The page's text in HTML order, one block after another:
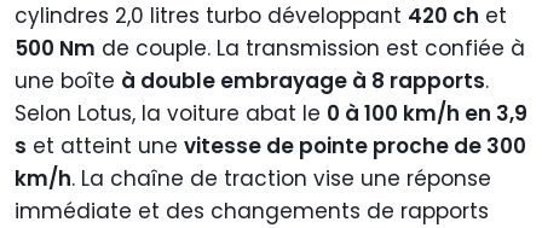
cylindres 2,0 litres turbo développant 420 ch et
500 Nm de couple. La transmission est confiée à
une boîte à double embrayage à 8 rapports.
Selon Lotus, la voiture abat le 0 à 100 km/h en 3,9
s et atteint une vitesse de pointe proche de 300
km/h. La chaîne de traction vise une réponse
immédiate et des changements de rapports